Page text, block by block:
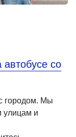
со
городом. Мы
улицам и